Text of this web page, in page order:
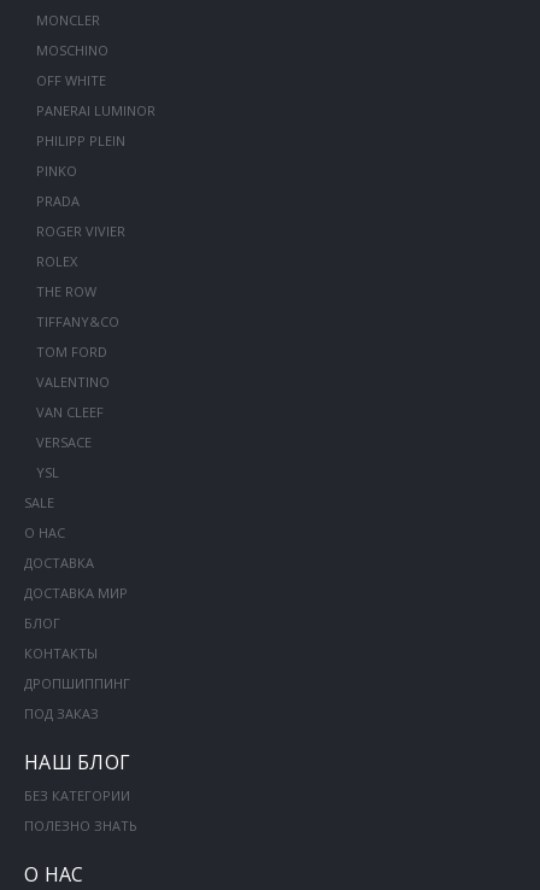
MONCLER
MOSCHINO
OFF WHITE
PANERAI LUMINOR
PHILIPP PLEIN
PINKO
PRADA
ROGER VIVIER
ROLEX
THE ROW
TIFFANY&CO
TOM FORD
VALENTINO
VAN CLEEF
VERSACE
YSL
SALE
О НАС
ДОСТАВКА
ДОСТАВКА МИР
БЛОГ
КОНТАКТЫ
ДРОПШИППИНГ
ПОД ЗАКАЗ
НАШ БЛОГ
БЕЗ КАТЕГОРИИ
ПОЛЕЗНО ЗНАТЬ
О НАС